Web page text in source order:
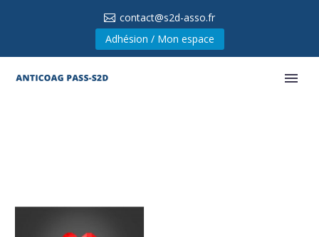
contact@s2d-asso.fr
Adhésion / Mon espace